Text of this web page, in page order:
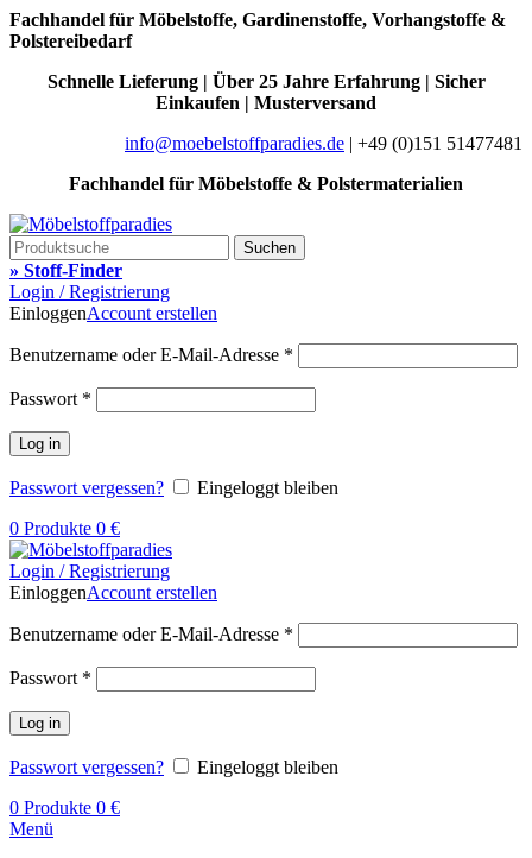
Fachhandel für Möbelstoffe, Gardinenstoffe, Vorhangstoffe &
Polstereibedarf
Schnelle Lieferung | Über 25 Jahre Erfahrung | Sicher
Einkaufen | Musterversand
info@moebelstoffparadies.de | +49 (0)151 51477481
Fachhandel für Möbelstoffe & Polstermaterialien
Suchen
» Stoff-Finder
Login / Registrierung
EinloggenAccount erstellen
Benutzername oder E-Mail-Adresse *
Passwort *
Log in
Passwort vergessen?
Eingeloggt bleiben
0 Produkte 0 €
Login / Registrierung
EinloggenAccount erstellen
Benutzername oder E-Mail-Adresse *
Passwort *
Log in
Passwort vergessen?
Eingeloggt bleiben
0 Produkte 0 €
Menü